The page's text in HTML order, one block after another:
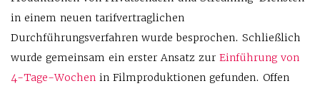
in einem neuen tarifvertraglichen
Durchführungsverfahren wurde besprochen. Schließlich
wurde gemeinsam ein erster Ansatz zur Einführung von
4-Tage-Wochen in Filmproduktionen gefunden. Offen